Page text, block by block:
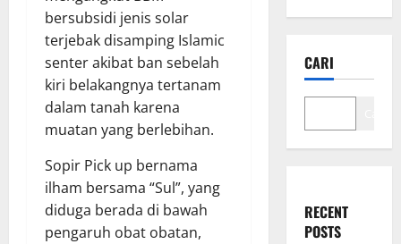
bersubsidi jenis solar
terjebak disamping Islamic
senter akibat ban sebelah
kiri belakangnya tertanam
dalam tanah karena
muatan yang berlebihan.
Sopir Pick up bernama
ilham bersama “Sul”, yang
diduga berada di bawah
pengaruh obat obatan,
CARI
RECENT
POSTS